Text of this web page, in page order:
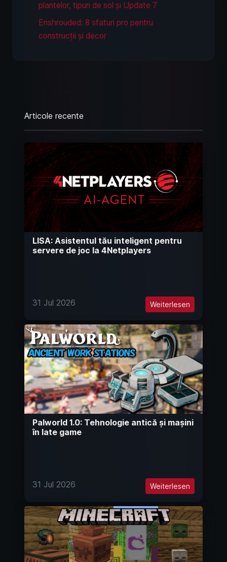
plantelor, tipuri de sol și Update 7
Enshrouded: 8 sfaturi pro pentru
construcții și decor
Articole recente
LISA: Asistentul tău inteligent pentru
servere de joc la 4Netplayers
31 Jul 2026 Weiterlesen
Palworld 1.0: Tehnologie antică și mașini
în late game
31 Jul 2026 Weiterlesen